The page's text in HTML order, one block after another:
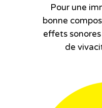
Pour une
bonne
effets
de